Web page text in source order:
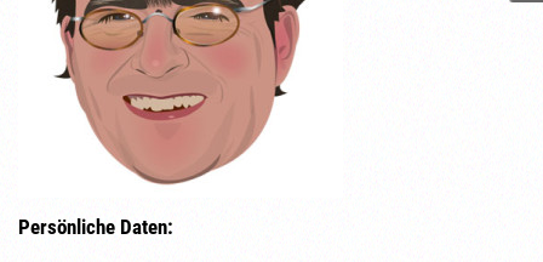
Persönliche Daten: